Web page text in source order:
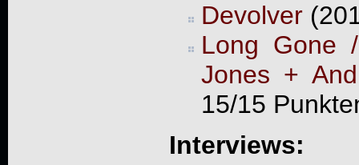
Devolver
Long Gone
Jones +
15/15
Interviews: